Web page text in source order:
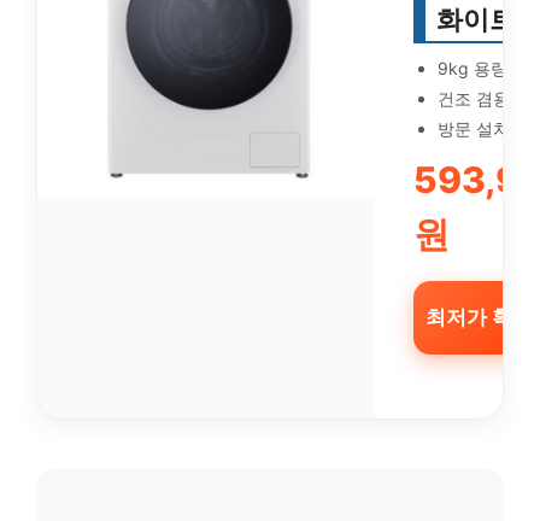
화이트
9kg 용량
건조 겸용
방문 설치
원
최저가 확